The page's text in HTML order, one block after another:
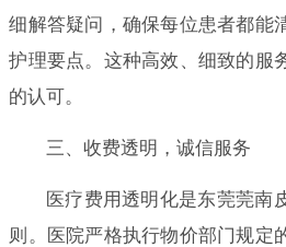
细解答疑问，确保每位患者都能
护理要点。这种高效、细致的服
的认可。
三、收费透明，诚信服务
医疗费用透明化是东莞莞南
则。医院严格执行物价部门规定